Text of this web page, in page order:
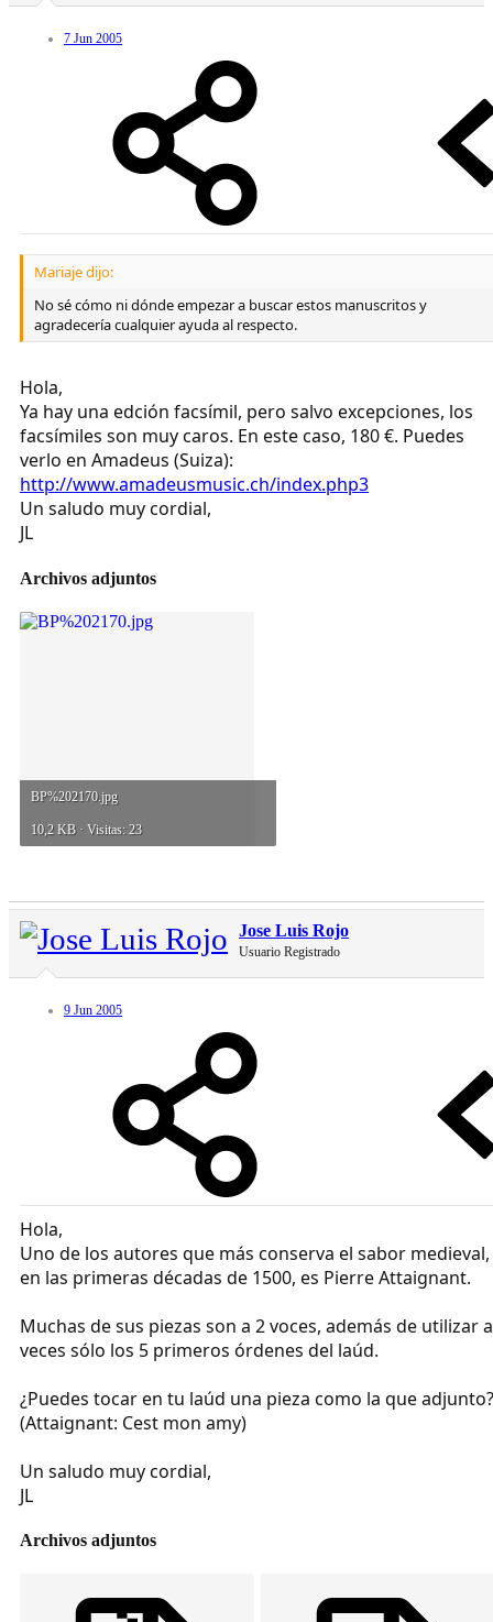
7 Jun 2005
Mariaje dijo:
No sé cómo ni dónde empezar a buscar estos manuscritos y
agradecería cualquier ayuda al respecto.
Hola,
Ya hay una edción facsímil, pero salvo excepciones, los
facsímiles son muy caros. En este caso, 180 €. Puedes
verlo en Amadeus (Suiza):
http://www.amadeusmusic.ch/index.php3
Un saludo muy cordial,
JL
Archivos adjuntos
BP%202170.jpg
10,2 KB · Visitas: 23
Jose Luis Rojo
Usuario Registrado
9 Jun 2005
Hola,
Uno de los autores que más conserva el sabor medieval,
en las primeras décadas de 1500, es Pierre Attaignant.
Muchas de sus piezas son a 2 voces, además de utilizar a
veces sólo los 5 primeros órdenes del laúd.
¿Puedes tocar en tu laúd una pieza como la que adjunto?
(Attaignant: Cest mon amy)
Un saludo muy cordial,
JL
Archivos adjuntos